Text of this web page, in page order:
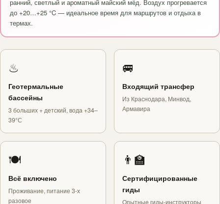
ранний, светлый и ароматный майский мёд. Воздух прогревается
до +20…+25 °C — идеальное время для маршрутов и отдыха в
термах.
♨
Геотермальные
бассейны
3 больших + детский, вода +34–
39°С
🚐
Входящий трансфер
Из Краснодара, Минвод,
Армавира
🍽
Всё включено
Проживание, питание 3-х
разовое
👨‍🏫
Сертифицированные
гиды
Опытные гиды-инструкторы